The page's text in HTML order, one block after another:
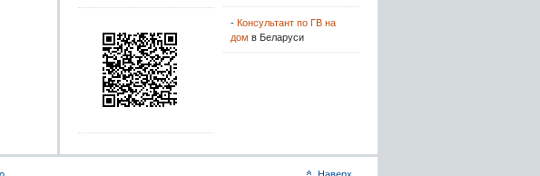
- Консультант по ГВ на
дом в Беларуси
Наверх
.